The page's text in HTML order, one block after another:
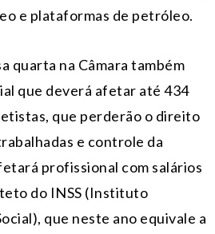
e plataformas de petróleo.
quarta na Câmara também
que deverá afetar até 434
que perderão o direito
e controle da
profissional com salários
do INSS (Instituto
que neste ano equivale a